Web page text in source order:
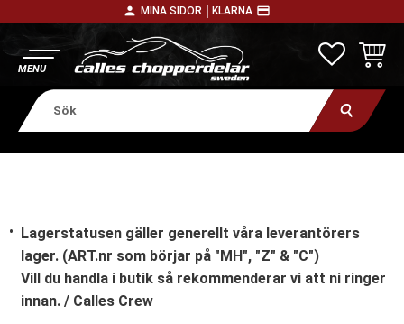
person MINA SIDOR │ KLARNA payment
Lagerstatusen gäller generellt våra leverantörers
lager. (ART.nr som börjar på "MH", "Z" & "C")
Vill du handla i butik så rekommenderar vi att ni ringer
innan. / Calles Crew